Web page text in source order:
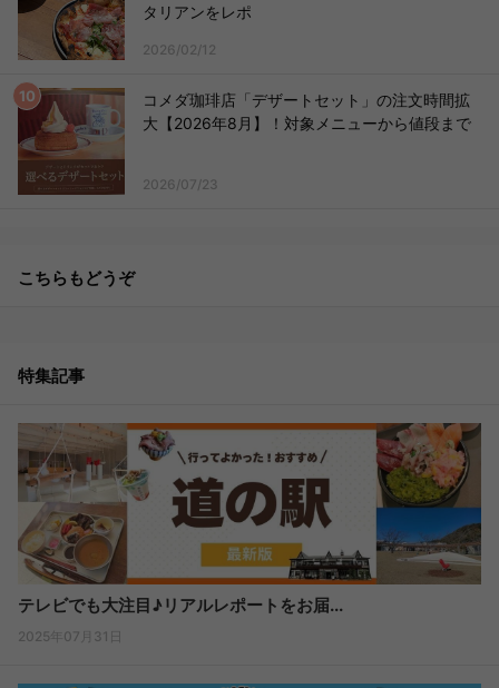
タリアンをレポ
2026/02/12
コメダ珈琲店「デザートセット」の注文時間拡
大【2026年8月】！対象メニューから値段まで
2026/07/23
こちらもどうぞ
特集記事
テレビでも大注目♪リアルレポートをお届...
2025年07月31日